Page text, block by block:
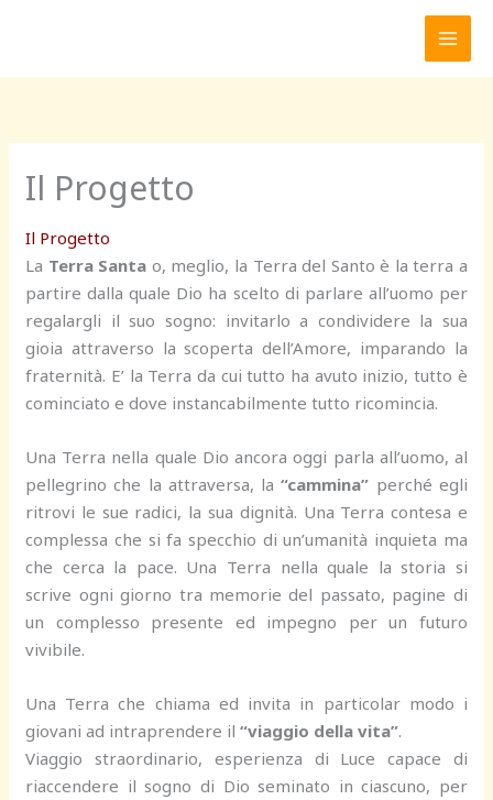
Il Progetto
Il Progetto
La Terra Santa o, meglio, la Terra del Santo è la terra a
partire dalla quale Dio ha scelto di parlare all’uomo per
regalargli il suo sogno: invitarlo a condividere la sua
gioia attraverso la scoperta dell’Amore, imparando la
fraternità. E’ la Terra da cui tutto ha avuto inizio, tutto è
cominciato e dove instancabilmente tutto ricomincia.
Una Terra nella quale Dio ancora oggi parla all’uomo, al
pellegrino che la attraversa, la“cammina” perché egli
ritrovi le sue radici, la sua dignità. Una Terra contesa e
complessa che si fa specchio di un’umanità inquieta ma
che cerca la pace. Una Terra nella quale la storia si
scrive ogni giorno tra memorie del passato, pagine di
un complesso presente ed impegno per un futuro
vivibile.
Una Terra che chiama ed invita in particolar modo i
giovani ad intraprendere il“viaggio della vita”.
Viaggio straordinario, esperienza di Luce capace di
riaccendere il sogno di Dio seminato in ciascuno, per